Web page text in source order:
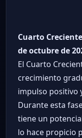
Cuarto
de octubre de
El Cuarto
crecimiento
impulso positivo
Durante esta
tiene un
lo hace propicio